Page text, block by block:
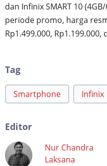
dan Infinix SMART 10
periode promo, harga
Rp1.499.000, Rp1.199.000,
Tag
Smartphone Infinix
Editor
Nur Chandra
Laksana